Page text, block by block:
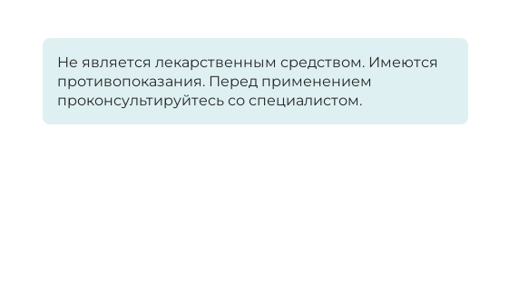
Не является лекарственным средством. Имеются
противопоказания. Перед применением
проконсультируйтесь со специалистом.